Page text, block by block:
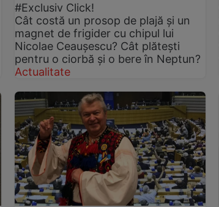
#Exclusiv Click!
Cât costă un prosop de plajă și un
magnet de frigider cu chipul lui
Nicolae Ceaușescu? Cât plătești
pentru o ciorbă și o bere în Neptun?
Actualitate